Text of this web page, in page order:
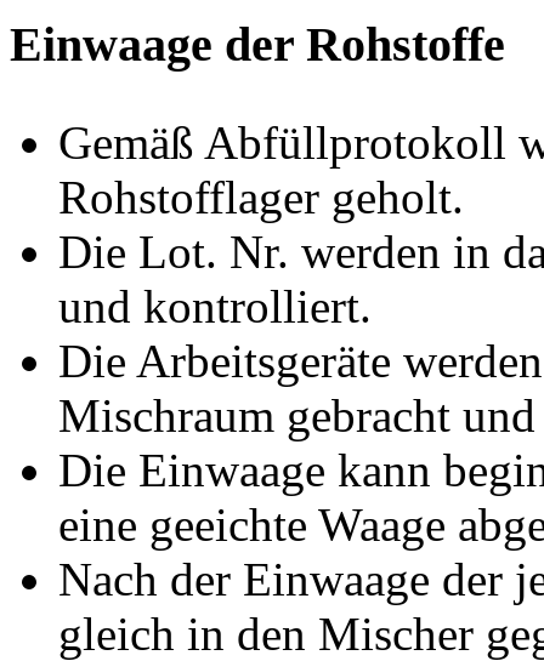
Einwaage der Rohstoffe
Gemäß Abfüllprotokoll
Rohstofflager geholt.
Die Lot. Nr. werden in
und kontrolliert.
Die Arbeitsgeräte
Mischraum gebracht
Die Einwaage kann
eine geeichte Waage
Nach der Einwaage der
gleich in den Mischer